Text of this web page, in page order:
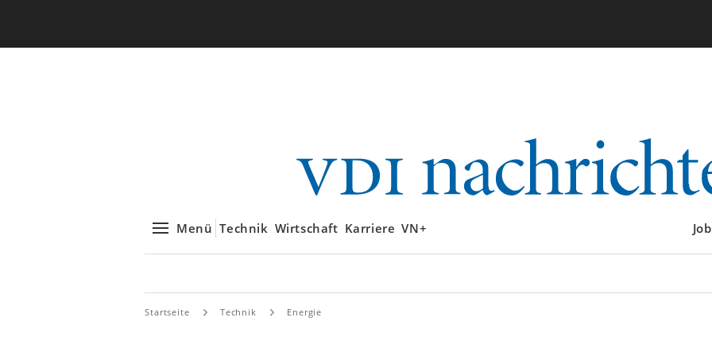
Menü Technik Wirtschaft Karriere VN+
Startseite Technik Energie